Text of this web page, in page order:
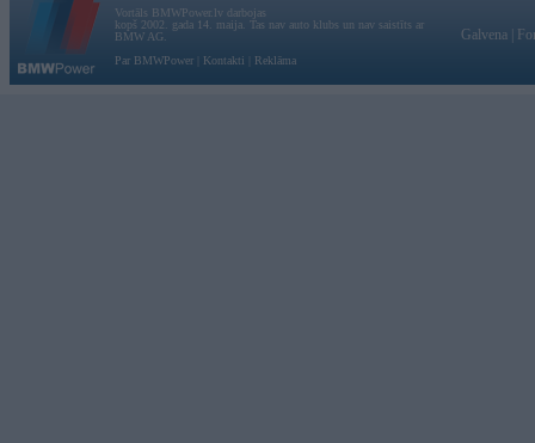
Vortāls BMWPower.lv darbojas
kopš 2002. gada 14. maija. Tas nav auto klubs un nav saistīts ar
BMW AG.
Par BMWPower
Kontakti Reklāma
Galvena